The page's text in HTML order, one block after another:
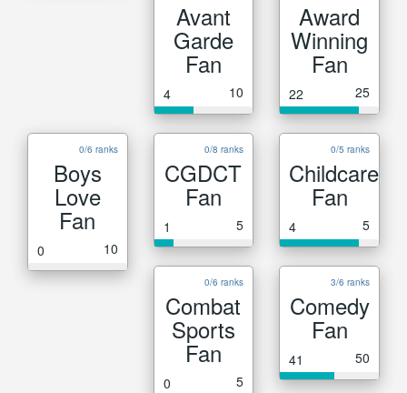
Avant
Garde
Fan
4 10
Award
Winning
Fan
22 25
0/6 ranks
Boys
Love
Fan
0 10
0/8 ranks
CGDCT
Fan
1 5
0/5 ranks
Childcare
Fan
4 5
0/6 ranks
Combat
Sports
Fan
0 5
3/6 ranks
Comedy
Fan
41 50